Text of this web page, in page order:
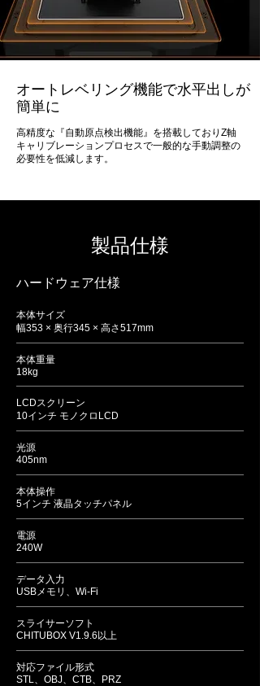
オートレベリング機能で水平出しが
簡単に
高精度な『自動原点検出機能』を搭載しておりZ軸
キャリブレーションプロセスで一般的な手動調整の
必要性を低減します。
​製品仕様
ハードウェア仕様
本体サイズ
幅353 × 奥行345 × 高さ517mm
本体重量
18kg
LCDスクリーン
10インチ モノクロLCD
光源
405nm
本体操作
5インチ 液晶タッチパネル
電源
240W
データ入力
USBメモリ、Wi-Fi
スライサーソフト
CHITUBOX V1.9.6以上
対応ファイル形式
STL、OBJ、CTB、PRZ